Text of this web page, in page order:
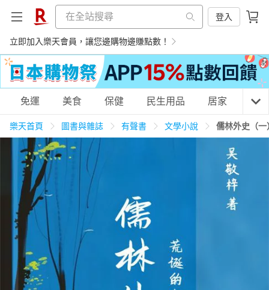
登入
立即加入樂天會員，讓您邊購物邊賺點數！
購物網分類
天天免運 美食蛋糕 民生用品
居家生活 運動休閒 親子玩具
女裝 化妝保養
免運 美食 保健 民生用品 居家 3C
樂天首頁 圖書與雜誌 有聲書 文學小說 儒林外史（